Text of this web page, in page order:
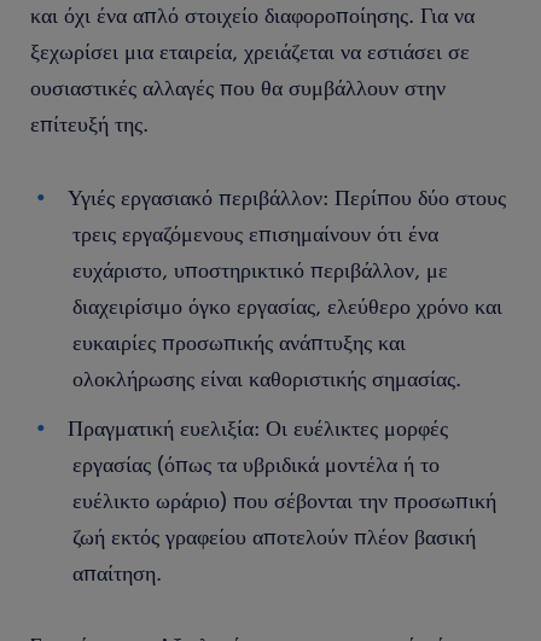
και όχι ένα απλό στοιχείο διαφοροποίησης. Για να
ξεχωρίσει μια εταιρεία, χρειάζεται να εστιάσει σε
ουσιαστικές αλλαγές που θα συμβάλλουν στην
επίτευξή της.
Υγιές εργασιακό περιβάλλον: Περίπου δύο στους
τρεις εργαζόμενους επισημαίνουν ότι ένα
ευχάριστο, υποστηρικτικό περιβάλλον, με
διαχειρίσιμο όγκο εργασίας, ελεύθερο χρόνο και
ευκαιρίες προσωπικής ανάπτυξης και
ολοκλήρωσης είναι καθοριστικής σημασίας.
Πραγματική ευελιξία: Οι ευέλικτες μορφές
εργασίας (όπως τα υβριδικά μοντέλα ή το
ευέλικτο ωράριο) που σέβονται την προσωπική
ζωή εκτός γραφείου αποτελούν πλέον βασική
απαίτηση.